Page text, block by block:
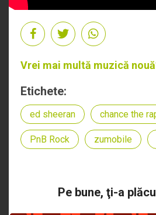
Vrei mai multă muzică
Etichete:
ed sheeran chance the
PnB Rock zumobile
Pe bune, ţi-a